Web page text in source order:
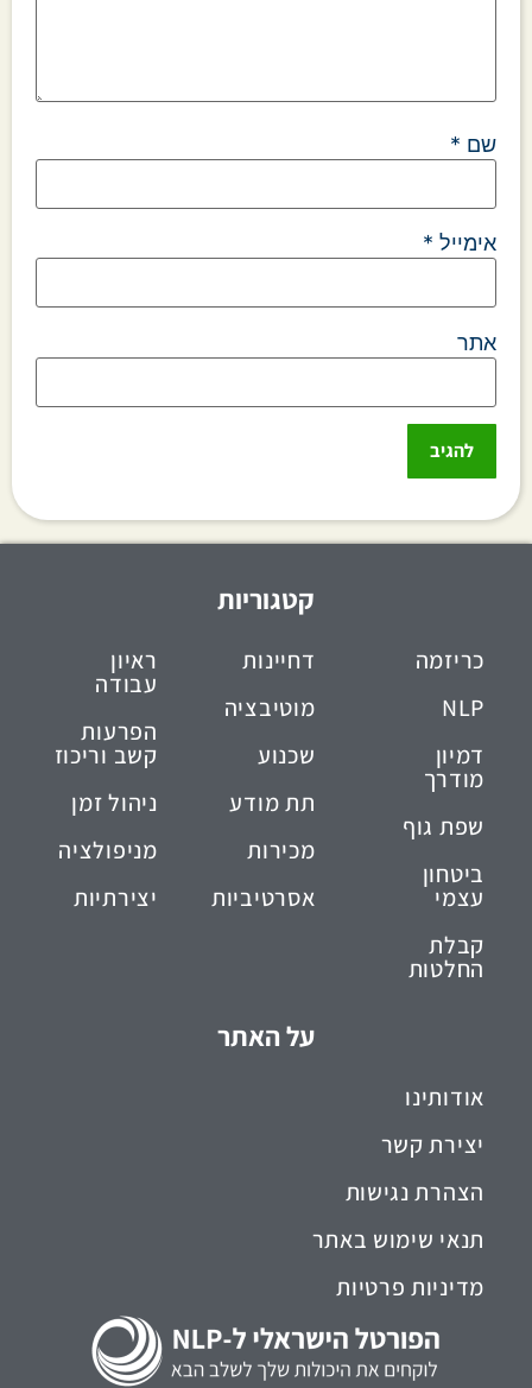
שם *
אימייל *
אתר
קטגוריות
כריזמה
NLP
דמיון
מודרך
שפת גוף
ביטחון
עצמי
קבלת
החלטות
דחיינות
מוטיבציה
שכנוע
תת מודע
מכירות
אסרטיביות
ראיון
עבודה
הפרעות
קשב וריכוז
ניהול זמן
מניפולציה
יצירתיות
על האתר
אודותינו
יצירת קשר
הצהרת נגישות
תנאי שימוש באתר
מדיניות פרטיות